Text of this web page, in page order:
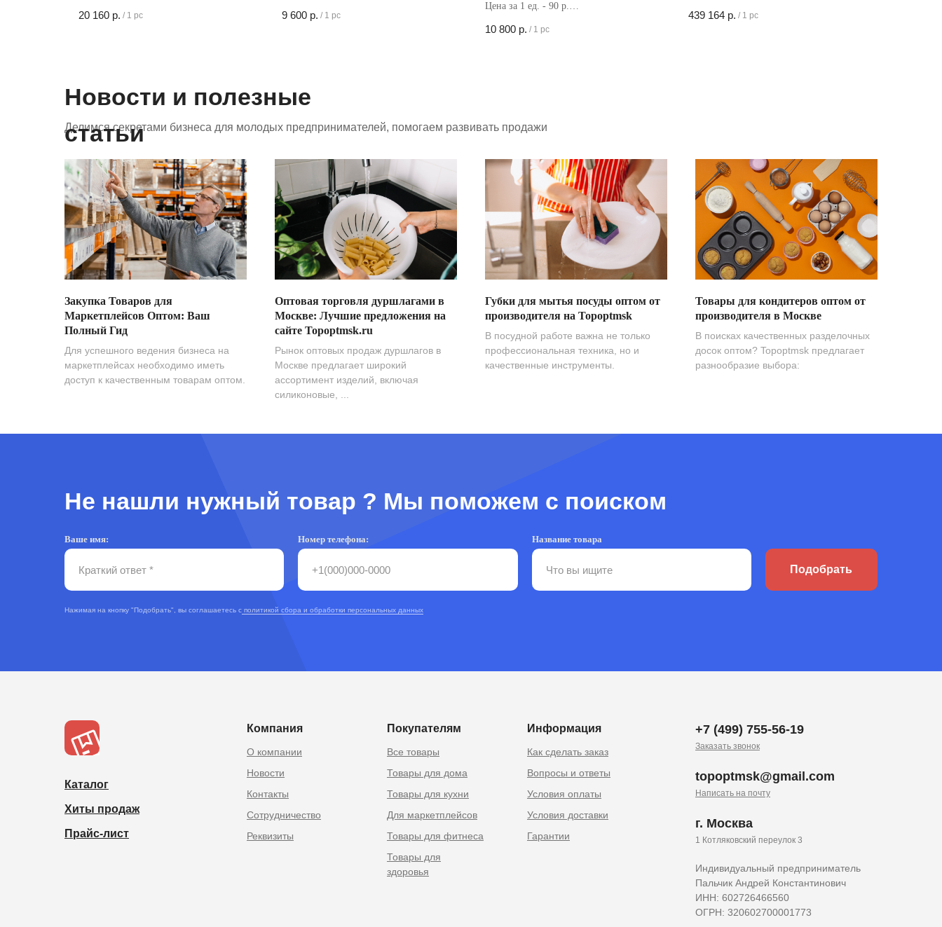
20 160 р. / 1 pc 9 600 р. / 1 pc
Цена за 1 ед. - 90 р.
10 800 р. / 1 pc
439 164 р. / 1 pc
Новости и полезные
статьи
Делимся секретами бизнеса для молодых предпринимателей, помогаем развивать продажи
Закупка Товаров для
Маркетплейсов Оптом: Ваш
Полный Гид
Для успешного ведения бизнеса на
маркетплейсах необходимо иметь
доступ к качественным товарам оптом.
Оптовая торговля дуршлагами в
Москве: Лучшие предложения на
сайте Topoptmsk.ru
Рынок оптовых продаж дуршлагов в
Москве предлагает широкий
ассортимент изделий, включая
силиконовые, ...
Губки для мытья посуды оптом от
производителя на Topoptmsk
В посудной работе важна не только
профессиональная техника, но и
качественные инструменты.
Товары для кондитеров оптом от
производителя в Москве
В поисках качественных разделочных
досок оптом? Topoptmsk предлагает
разнообразие выбора:
Не нашли нужный товар ? Мы поможем с поиском
Ваше имя: Номер телефона: Название товара
Подобрать
Нажимая на кнопку "Подобрать", вы соглашаетесь с политикой сбора и обработки персональных данных
Компания Покупателям Информация
Как сделать заказ
Вопросы и ответы
Условия оплаты
Индивидуальный предприниматель
Пальчик Андрей Константинович
ИНН: 602726466560
ОГРН: 320602700001773
Гарантии
Все товары
Товары для дома
Товары для кухни
О компании
Новости
Контакты
Сотрудничество
Для маркетплейсов
Товары для фитнеса
Товары для
здоровья
Реквизиты
+7 (499) 755-56-19
Заказать звонок
topoptmsk@gmail.com
Написать на почту
г. Москва
1 Котляковский переулок 3
Каталог
Хиты продаж
Прайс-лист
Условия доставки